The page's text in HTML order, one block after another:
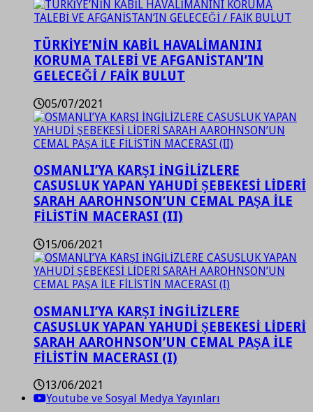
TÜRKİYE’NİN KABİL HAVALİMANINI
KORUMA TALEBİ VE AFGANİSTAN’IN
GELECEĞİ / FAİK BULUT
05/07/2021
OSMANLI’YA KARŞI İNGİLİZLERE
CASUSLUK YAPAN YAHUDİ ŞEBEKESİ LİDERİ
SARAH AAROHNSON’UN CEMAL PAŞA İLE
FİLİSTİN MACERASI (II)
15/06/2021
OSMANLI’YA KARŞI İNGİLİZLERE
CASUSLUK YAPAN YAHUDİ ŞEBEKESİ LİDERİ
SARAH AAROHNSON’UN CEMAL PAŞA İLE
FİLİSTİN MACERASI (I)
13/06/2021
Youtube ve Sosyal Medya Yayınları